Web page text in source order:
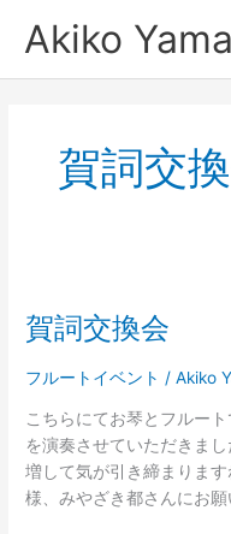
Akiko
賀詞交
賀詞交換会
フルートイベント /Akiko
こちらにてお琴とフルー
を演奏させていただきま
増して気が引き締まりま
様、みやざき都さんにお
交
換
会